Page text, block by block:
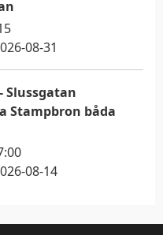
kan ändra dina
Tillåt alla
08-31
Slussgatan
Stampbron båda
08-14